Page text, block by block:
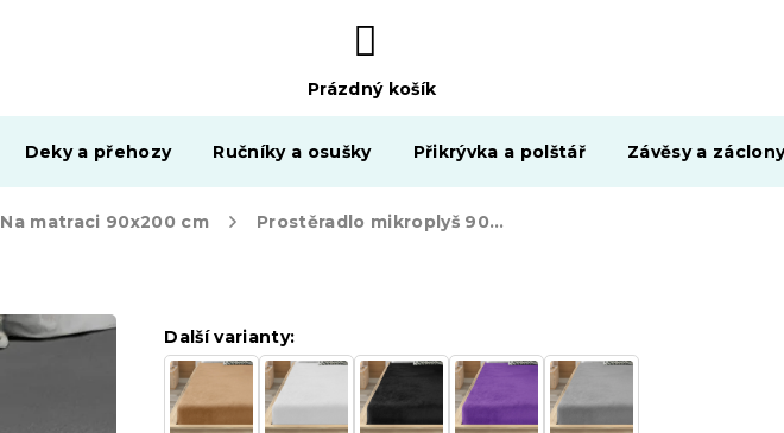
NÁKUPNÍ
KOŠÍK
Prázdný košík
Deky a přehozy Ručníky a osušky Přikrývka a polštář Závěsy a
Na matraci 90x200 cm Prostěradlo mikroplyš 90x200 cm tmavě šedé
Další varianty: